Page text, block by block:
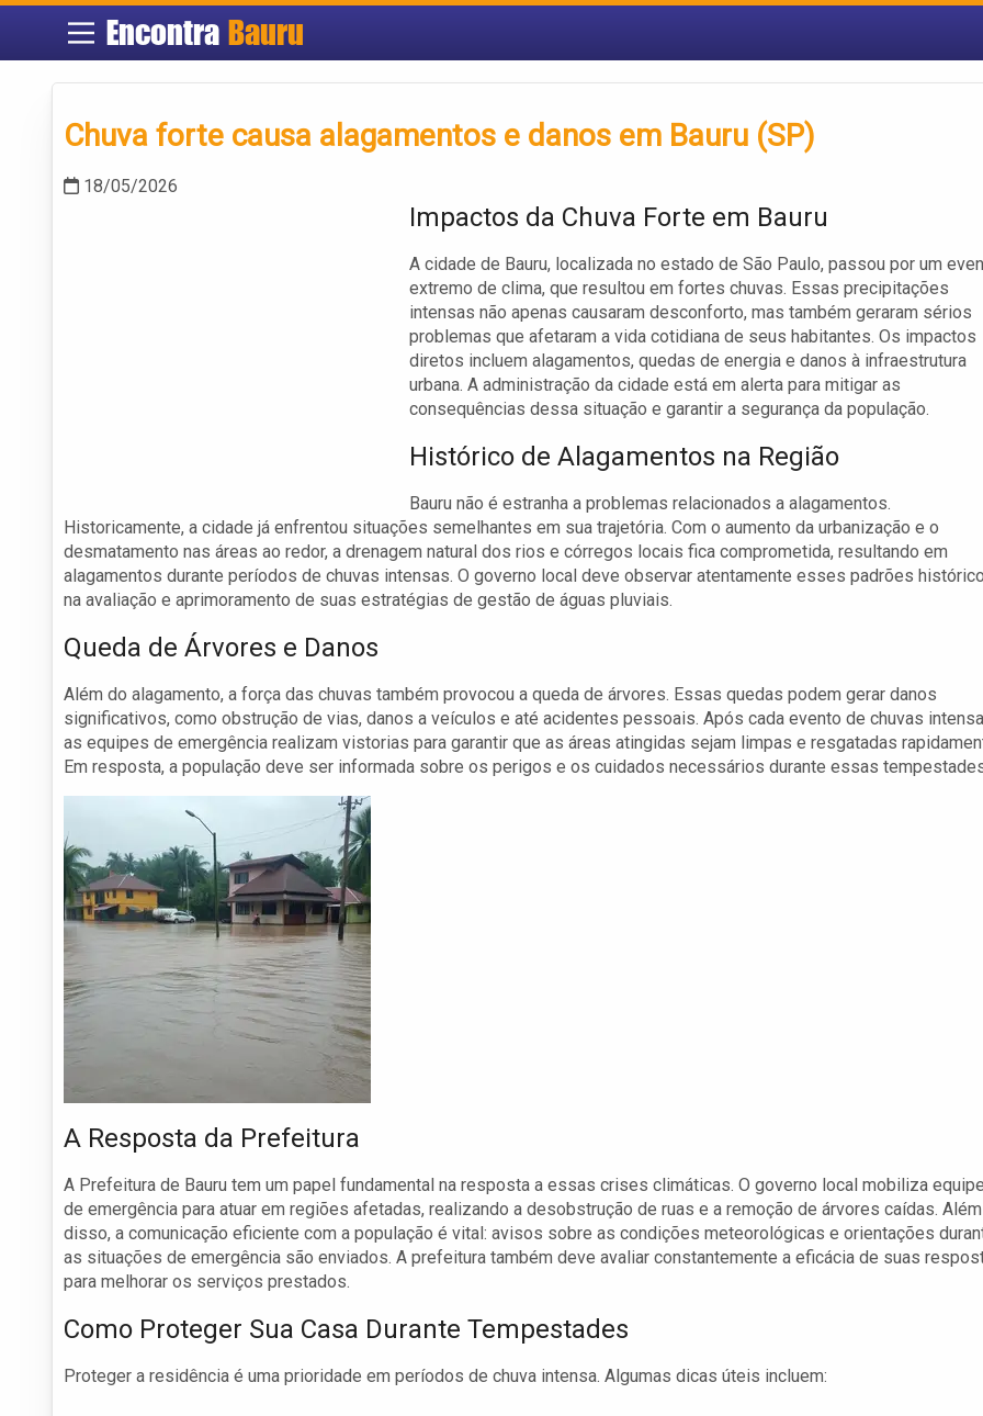
EncontraBauru
Chuva forte causa alagamentos e danos em Bauru (SP)
18/05/2026
Impactos da Chuva Forte em Bauru
A cidade de Bauru, localizada no estado de São Paulo, passou por um
extremo de clima, que resultou em fortes chuvas. Essas precipitações
intensas não apenas causaram desconforto, mas também geraram sérios
problemas que afetaram a vida cotidiana de seus habitantes. Os impactos
diretos incluem alagamentos, quedas de energia e danos à infraestrutura
urbana. A administração da cidade está em alerta para mitigar as
consequências dessa situação e garantir a segurança da população.
Histórico de Alagamentos na Região
Bauru não é estranha a problemas relacionados a alagamentos.
Historicamente, a cidade já enfrentou situações semelhantes em sua trajetória. Com o aumento da urbanização e o
desmatamento nas áreas ao redor, a drenagem natural dos rios e córregos locais fica comprometida, resultando em
alagamentos durante períodos de chuvas intensas. O governo local deve observar atentamente esses padrões
na avaliação e aprimoramento de suas estratégias de gestão de águas pluviais.
Queda de Árvores e Danos
Além do alagamento, a força das chuvas também provocou a queda de árvores. Essas quedas podem gerar danos
significativos, como obstrução de vias, danos a veículos e até acidentes pessoais. Após cada evento de chuvas
as equipes de emergência realizam vistorias para garantir que as áreas atingidas sejam limpas e resgatadas
Em resposta, a população deve ser informada sobre os perigos e os cuidados necessários durante essas
A Resposta da Prefeitura
A Prefeitura de Bauru tem um papel fundamental na resposta a essas crises climáticas. O governo local mobiliza
de emergência para atuar em regiões afetadas, realizando a desobstrução de ruas e a remoção de árvores caídas. Além
disso, a comunicação eficiente com a população é vital: avisos sobre as condições meteorológicas e orientações
as situações de emergência são enviados. A prefeitura também deve avaliar constantemente a eficácia de suas
para melhorar os serviços prestados.
Como Proteger Sua Casa Durante Tempestades
Proteger a residência é uma prioridade em períodos de chuva intensa. Algumas dicas úteis incluem: